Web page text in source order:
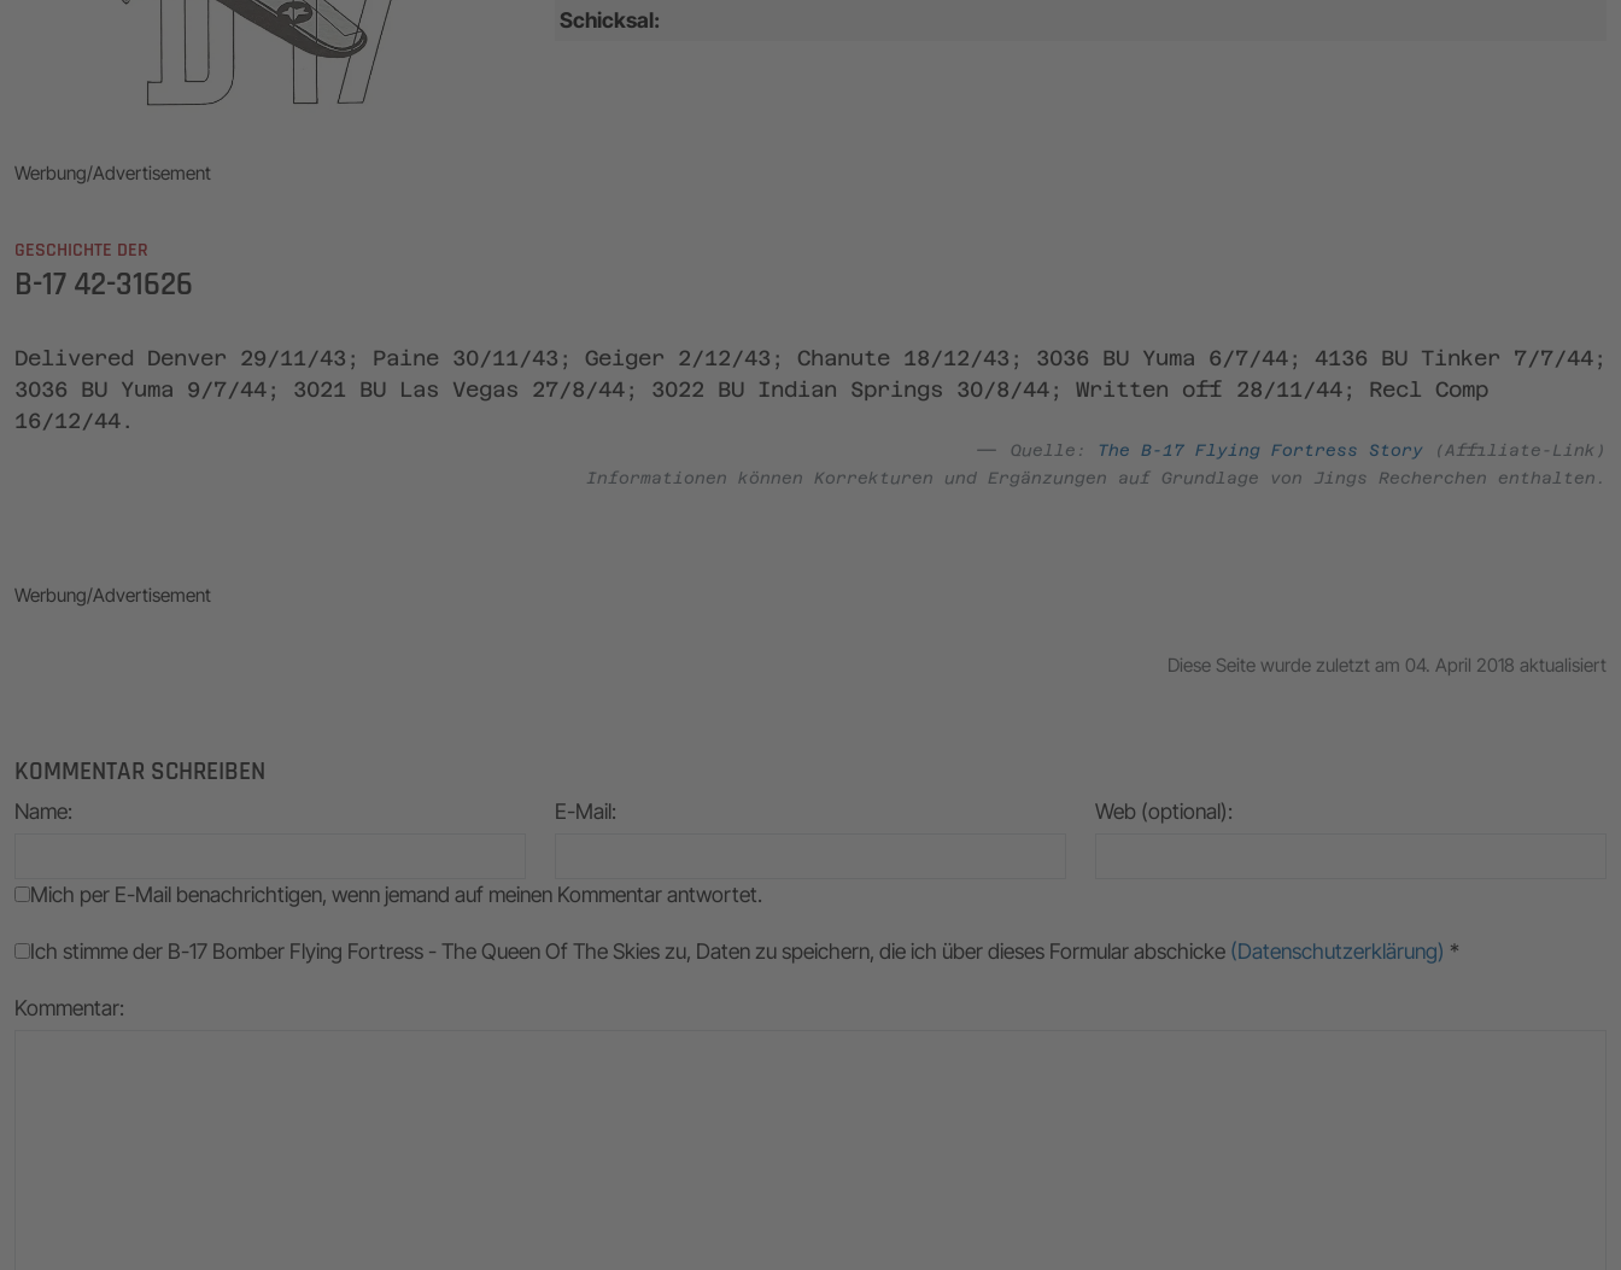
Schicksal:
Werbung/Advertisement
GESCHICHTE DER
B-17 42-31626
Delivered Denver 29/11/43; Paine 30/11/43; Geiger 2/12/43; Chanute 18/12/43; 3036 BU Yuma 6/7/44; 4136 BU Tinker 7/7/44;
3036 BU Yuma 9/7/44; 3021 BU Las Vegas 27/8/44; 3022 BU Indian Springs 30/8/44; Written off 28/11/44; Recl Comp
16/12/44.
Quelle: The B-17 Flying Fortress Story (Affiliate-Link)
Informationen können Korrekturen und Ergänzungen auf Grundlage von Jings Recherchen enthalten.
Werbung/Advertisement
Diese Seite wurde zuletzt am 04. April 2018 aktualisiert
KOMMENTAR SCHREIBEN
Name: E-Mail: Web (optional):
Mich per E-Mail benachrichtigen, wenn jemand auf meinen Kommentar antwortet.
Ich stimme der B-17 Bomber Flying Fortress - The Queen Of The Skies zu, Daten zu speichern, die ich über dieses Formular abschicke (Datenschutzerklärung) *
Kommentar: